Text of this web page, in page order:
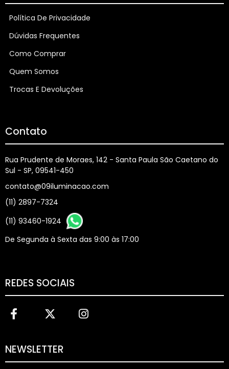
Política De Privacidade
Dúvidas Frequentes
Como Comprar
Quem Somos
Trocas E Devoluções
Contato
Rua Prudente de Moraes, 142 - Santa Paula São Caetano do
Sul - SP, 09541-450
contato@09iluminacao.com
(11) 2897-7324
(11) 93460-1924
De Segunda à Sexta das 9:00 às 17:00
REDES SOCIAIS
NEWSLETTER